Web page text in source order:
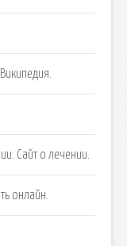
Сайт о лечении.
онлайн.